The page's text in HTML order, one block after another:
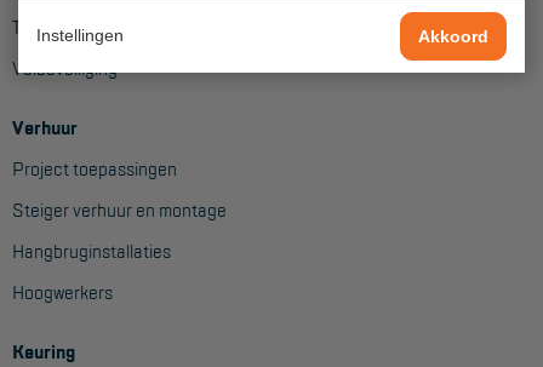
Instellingen Akkoord
Gevelrenovatie
Hoogwerkers
Telescoop hoogwerkers
Knikarmhoogwerkers
Spinhoogwerkers
Schaarhoogwerkers
Trappen
Valbeveiliging
Verhuur
Project toepassingen
Steiger verhuur en montage
Hangbruginstallaties
Hoogwerkers
Keuring